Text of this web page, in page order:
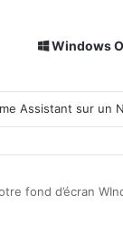
Windows
Assistant sur un
fond d’écran